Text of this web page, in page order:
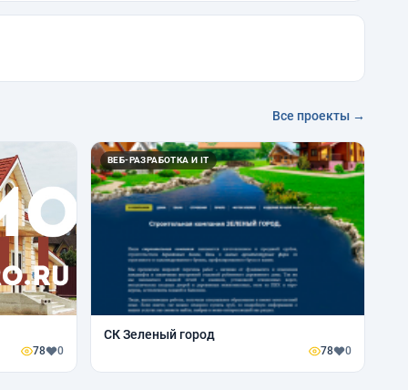
Все проекты →
78 0
ВЕБ-РАЗРАБОТКА И IT
СК Зеленый город
78 0